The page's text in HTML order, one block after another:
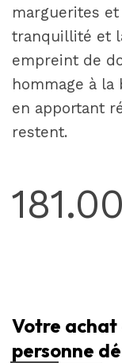
marguerites
tranquillité et
empreint de
hommage à la
en apportant
restent.
181.00
Votre achat
personne